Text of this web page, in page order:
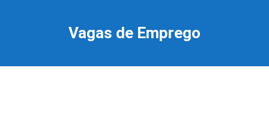
Vagas de Emprego